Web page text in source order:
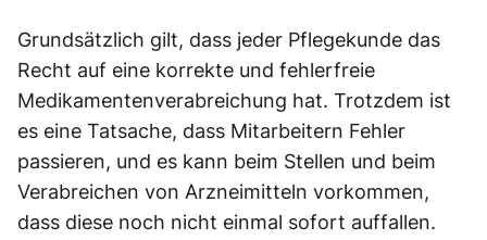
Grundsätzlich gilt, dass jeder Pflegekunde das
Recht auf eine korrekte und fehlerfreie
Medikamentenverabreichung hat. Trotzdem ist
es eine Tatsache, dass Mitarbeitern Fehler
passieren, und es kann beim Stellen und beim
Verabreichen von Arzneimitteln vorkommen,
dass diese noch nicht einmal sofort auffallen.